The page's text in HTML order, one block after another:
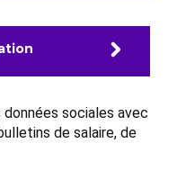
sociales avec
de salaire, de